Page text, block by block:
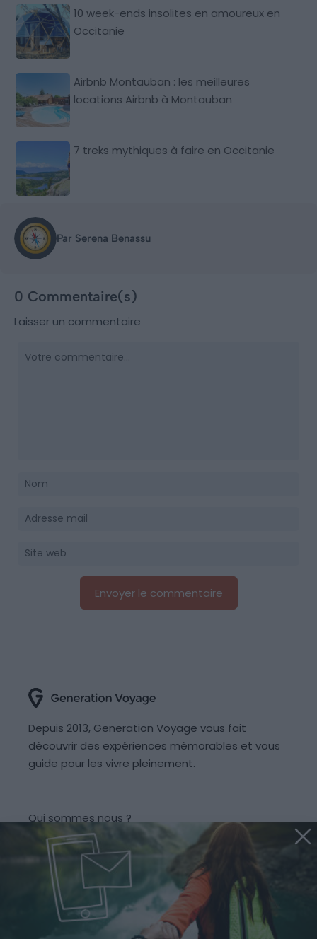
10 week-ends insolites en amoureux en
Occitanie
Airbnb Montauban : les meilleures
locations Airbnb à Montauban
7 treks mythiques à faire en Occitanie
Par Serena Benassu
0 Commentaire(s)
Laisser un commentaire
Depuis 2013, Generation Voyage vous fait
découvrir des expériences mémorables et vous
guide pour les vivre pleinement.
Qui sommes nous ?
Recrutement
Partenariats/Publicité
Contact
Signaler une erreur